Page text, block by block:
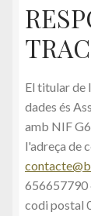
Privacitat
Purchase
Rebut
Sorteig de
Catalunya
Tickets
El titular de
dades és
amb NIF
l'adreça de
656657790
codi postal